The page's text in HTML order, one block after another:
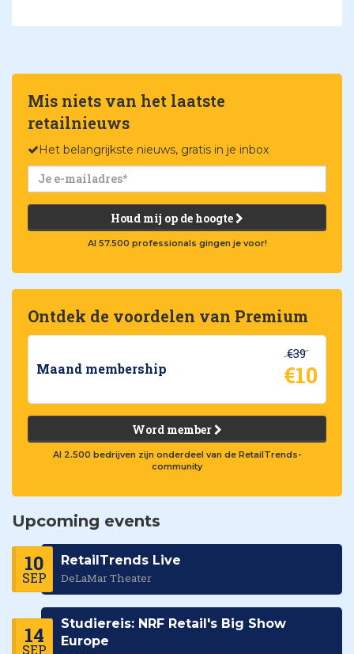
Mis niets van het laatste
retailnieuws
Het belangrijkste nieuws, gratis in je inbox
Houd mij op de hoogte
Al 57.500 professionals gingen je voor!
Ontdek de voordelen van Premium
Maand membership
€39
€10
Word member
Al 2.500 bedrijven zijn onderdeel van de RetailTrends-
community
Upcoming events
10
SEP
RetailTrends Live
DeLaMar Theater
14
SEP
Studiereis: NRF Retail's Big Show
Europe